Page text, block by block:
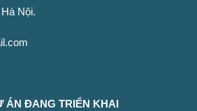
Nội.
ÁN ĐANG TRIỂN KHAI